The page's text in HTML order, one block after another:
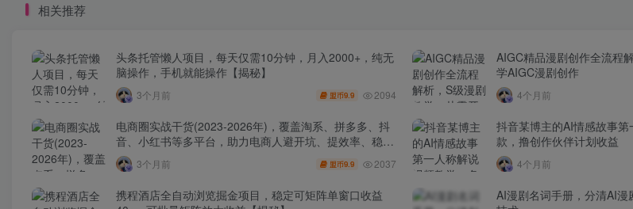
相关推荐
头条托管懒人项目，每天仅需10分钟，月入2000+，纯无
脑操作，手机就能操作【揭秘】
3个月前 盟币9.9 2094
AIGC精品漫剧创作全流程
学AIGC漫剧创作
4个月前
电商圈实战干货(2023-2026年)，覆盖淘系、拼多多、抖
音、小红书等多平台，助力电商人避开坑、提效率、稳盈
利(更新4月)
3个月前 盟币9.9 2037
抖音某博主的AI情感故事
款，撸创作伙伴计划收益
4个月前
携程酒店全自动浏览掘金项目，稳定可矩阵单窗口收益
AI漫剧名词手册，分清AI